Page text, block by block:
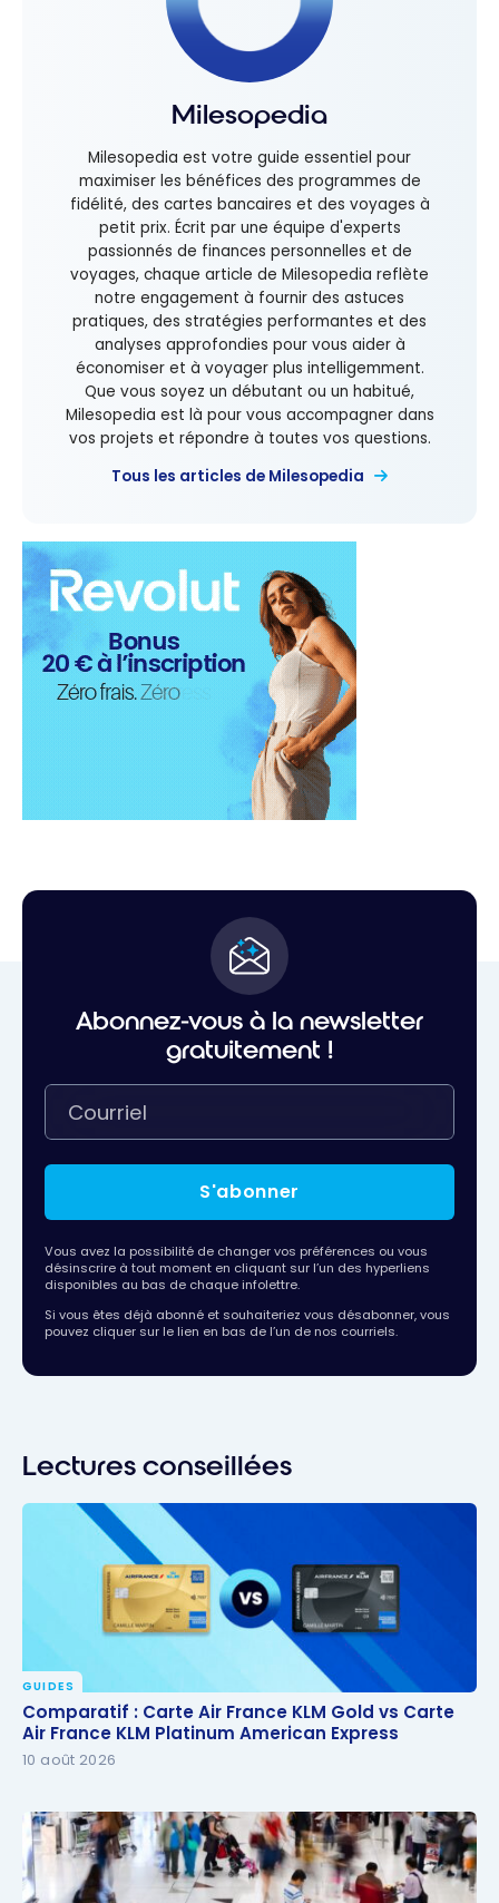
Milesopedia
Milesopedia est votre guide essentiel pour
maximiser les bénéfices des programmes de
fidélité, des cartes bancaires et des voyages à
petit prix. Écrit par une équipe d'experts
passionnés de finances personnelles et de
voyages, chaque article de Milesopedia reflète
notre engagement à fournir des astuces
pratiques, des stratégies performantes et des
analyses approfondies pour vous aider à
économiser et à voyager plus intelligemment.
Que vous soyez un débutant ou un habitué,
Milesopedia est là pour vous accompagner dans
vos projets et répondre à toutes vos questions.
Tous les articles de Milesopedia
Abonnez-vous à la newsletter
gratuitement !
S'abonner
Vous avez la possibilité de changer vos préférences ou vous
désinscrire à tout moment en cliquant sur l’un des hyperliens
disponibles au bas de chaque infolettre.
Si vous êtes déjà abonné et souhaiteriez vous désabonner, vous
pouvez cliquer sur le lien en bas de l’un de nos courriels.
Lectures conseillées
Comparatif : Carte Air France KLM Gold vs Carte Air
France KLM Platinum American Express
GUIDES
Comparatif : Carte Air France KLM Gold vs Carte
Air France KLM Platinum American Express
10 août 2026